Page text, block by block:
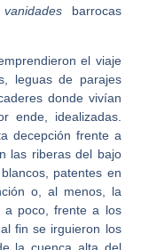
vanidadesbarrocas
el viaje
leguas de parajes
donde vivían
ende, idealizadas.
decepción frente a
las riberas del bajo
patentes en
o, al menos, la
a poco, frente a los
fin se irguieron los